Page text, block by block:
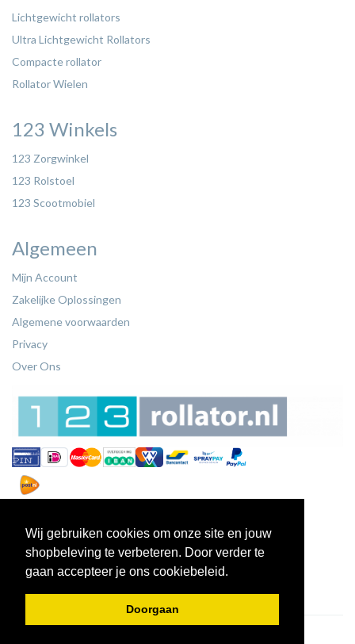
Wij gebruiken cookies om onze site en jouw
shopbeleving te verbeteren. Door verder te
gaan accepteer je ons cookiebeleid.
Doorgaan
Lichtgewicht rollators
Ultra Lichtgewicht Rollators
Compacte rollator
Rollator Wielen
123 Winkels
123 Zorgwinkel
123 Rolstoel
123 Scootmobiel
Algemeen
Mijn Account
Zakelijke Oplossingen
Algemene voorwaarden
Privacy
Over Ons